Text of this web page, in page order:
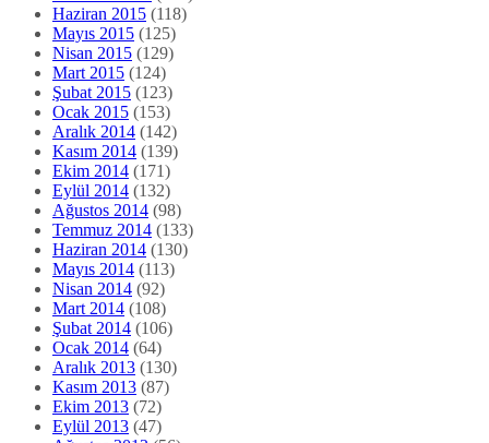
Haziran 2015 (118)
Mayıs 2015 (125)
Nisan 2015 (129)
Mart 2015 (124)
Şubat 2015 (123)
Ocak 2015 (153)
Aralık 2014 (142)
Kasım 2014 (139)
Ekim 2014 (171)
Eylül 2014 (132)
Ağustos 2014 (98)
Temmuz 2014 (133)
Haziran 2014 (130)
Mayıs 2014 (113)
Nisan 2014 (92)
Mart 2014 (108)
Şubat 2014 (106)
Ocak 2014 (64)
Aralık 2013 (130)
Kasım 2013 (87)
Ekim 2013 (72)
Eylül 2013 (47)